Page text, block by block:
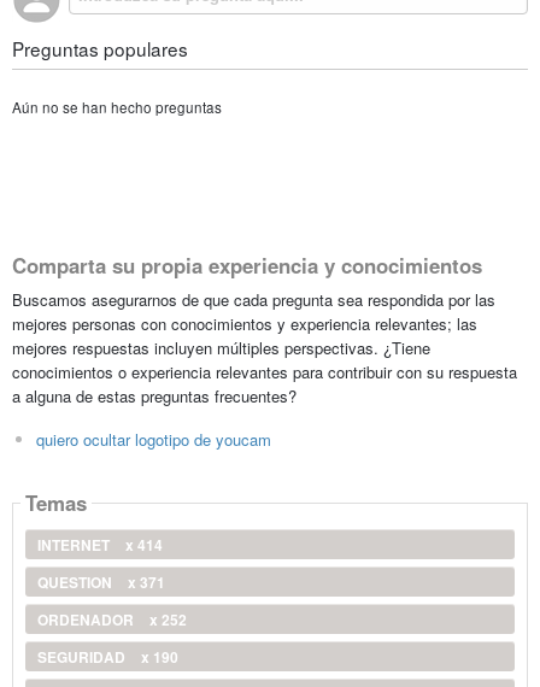
Preguntas populares
Aún no se han hecho preguntas
Comparta su propia experiencia y conocimientos
Buscamos asegurarnos de que cada pregunta sea respondida por las
mejores personas con conocimientos y experiencia relevantes; las
mejores respuestas incluyen múltiples perspectivas. ¿Tiene
conocimientos o experiencia relevantes para contribuir con su respuesta
a alguna de estas preguntas frecuentes?
quiero ocultar logotipo de youcam
Temas
INTERNET
x 414
QUESTION
x 371
ORDENADOR
x 252
SEGURIDAD
x 190